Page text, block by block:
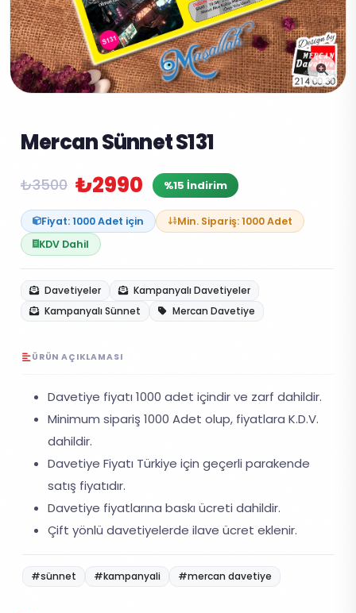
Mercan Sünnet S131
₺3500 ₺2990 %15 İndirim
Fiyat: 1000 Adet için
Min. Sipariş: 1000 Adet
KDV Dahil
Davetiyeler
Kampanyalı Davetiyeler
Kampanyalı Sünnet
Mercan Davetiye
ÜRÜN AÇIKLAMASI
Davetiye fiyatı 1000 adet içindir ve zarf dahildir.
Minimum sipariş 1000 Adet olup, fiyatlara K.D.V.
dahildir.
Davetiye Fiyatı Türkiye için geçerli parakende
satış fiyatıdır.
Davetiye fiyatlarına baskı ücreti dahildir.
Çift yönlü davetiyelerde ilave ücret eklenir.
#sünnet #kampanyali #mercan davetiye